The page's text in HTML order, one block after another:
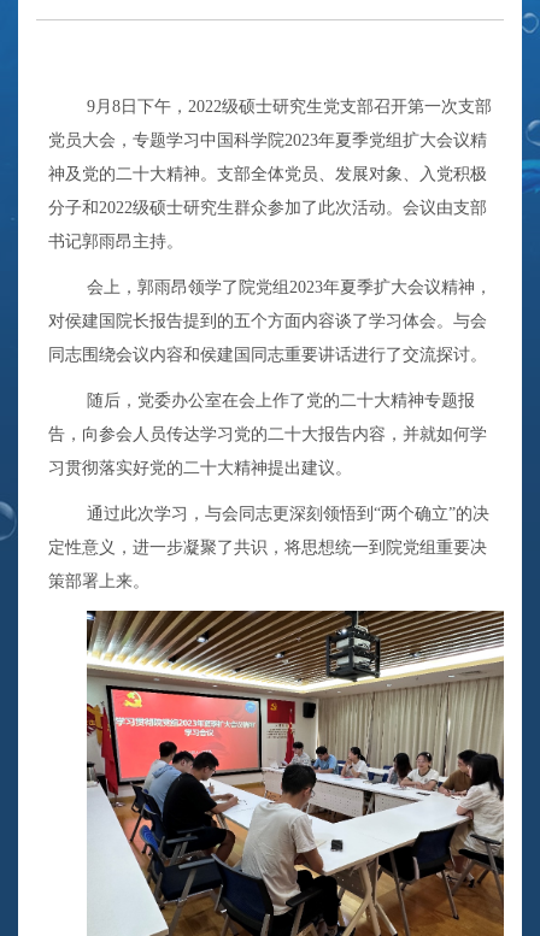
9 月 8 日下午， 2022级硕士研究生党支部召开第一次支部
党员大会，专题学习中国科学院2023年夏季党组扩大会议精
神及党的二十大精神。支部全体党员、发展对象、入党积极
分子和 2022级硕士研究生群众参加了此次活动。会议由支部
书记郭雨昂主持。
会上，郭雨昂领学了院党组 2023年夏季扩大会议精神，
对侯建国院长报告提到的五个方面内容谈了学习体会。与会
同志围绕会议内容和侯建国同志重要讲话进行了交流探讨。
随后，党委办公室在会上作了党的二十大精神专题报
告，向参会人员传达学习党的二十大报告内容，并就如何学
习贯彻落实好党的二十大精神提出建议。
通过此次学习，与会同志更深刻领悟到“两个确立”的决
定性意义，进一步凝聚了共识，将思想统一到院党组重要决
策部署上来。